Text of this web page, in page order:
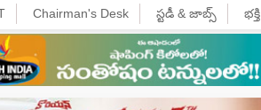
Chairman's Desk స్టడీ & జాబ్స్ భక్తి